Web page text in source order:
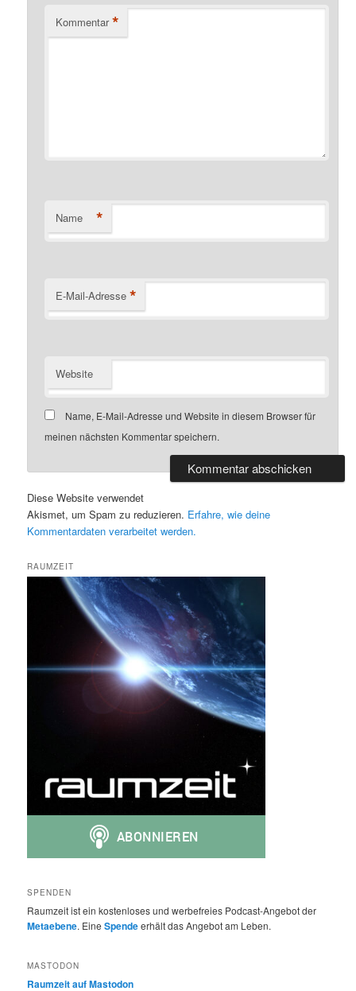
Kommentar *
Name *
E-Mail-Adresse *
Website
Name, E-Mail-Adresse und Website in diesem Browser für
meinen nächsten Kommentar speichern.
Diese Website verwendet
Akismet, um Spam zu reduzieren. Erfahre, wie deine
Kommentardaten verarbeitet werden.
RAUMZEIT
SPENDEN
Raumzeit ist ein kostenloses und werbefreies Podcast-Angebot der
Metaebene. EineSpendeerhält das Angebot am Leben.
MASTODON
Raumzeit auf Mastodon